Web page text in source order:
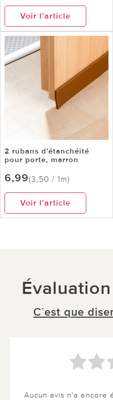
Voir l’article
2 rubans d'étanchéité
pour porte, marron
6,99(3,50 / 1m)
Voir l’article
C´est que
Aucun avis n'a encore